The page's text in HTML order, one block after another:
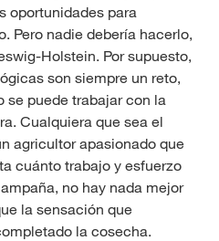
oportunidades para
Pero nadie debería hacerlo,
Holstein. Por supuesto,
son siempre un reto,
se puede trabajar con la
Cualquiera que sea el
agricultor apasionado que
cuánto trabajo y esfuerzo
no hay nada mejor
la sensación que
la cosecha.